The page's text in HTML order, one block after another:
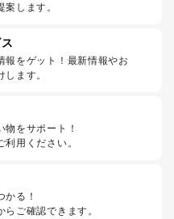
します。
報をゲット！最新情報やお
ます。
物をサポート！
用ください。
かる！
ご確認できます。